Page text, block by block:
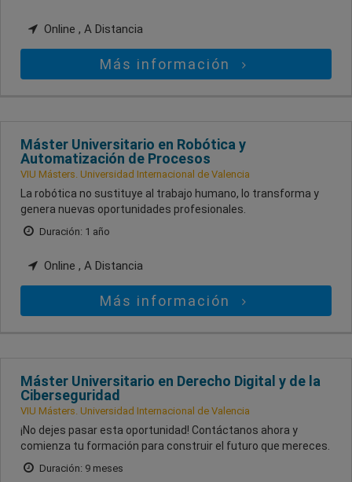
Online , A Distancia
Más información
Máster Universitario en Robótica y
Automatización de Procesos
VIU Másters. Universidad Internacional de Valencia
La robótica no sustituye al trabajo humano, lo transforma y
genera nuevas oportunidades profesionales.
Duración: 1 año
Online , A Distancia
Más información
Máster Universitario en Derecho Digital y de la
Ciberseguridad
VIU Másters. Universidad Internacional de Valencia
¡No dejes pasar esta oportunidad! Contáctanos ahora y
comienza tu formación para construir el futuro que mereces.
Duración: 9 meses